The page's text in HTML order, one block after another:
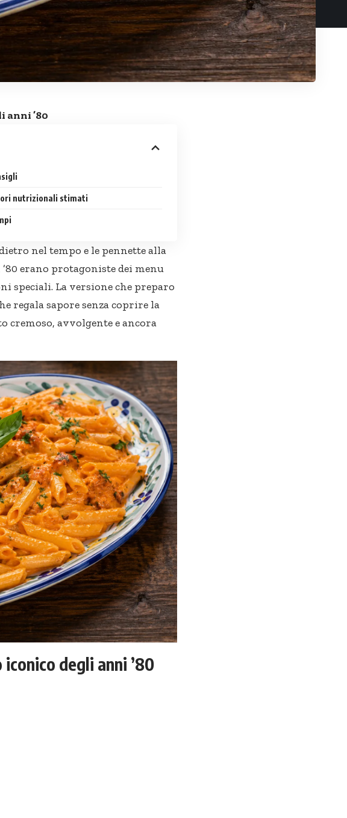
’80
nutrizionali stimati
nel tempo e le pennette alla
erano protagoniste dei menu
speciali. La versione che preparo
regala sapore senza coprire la
cremoso, avvolgente e ancora
degli anni ’80